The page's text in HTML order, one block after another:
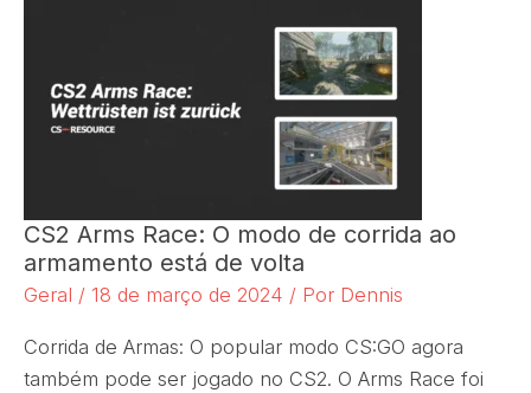
CS2 Arms Race: O modo de corrida ao
armamento está de volta
Geral / 18 de março de 2024 / Por Dennis
Corrida de Armas: O popular modo CS:GO agora
também pode ser jogado no CS2. O Arms Race foi